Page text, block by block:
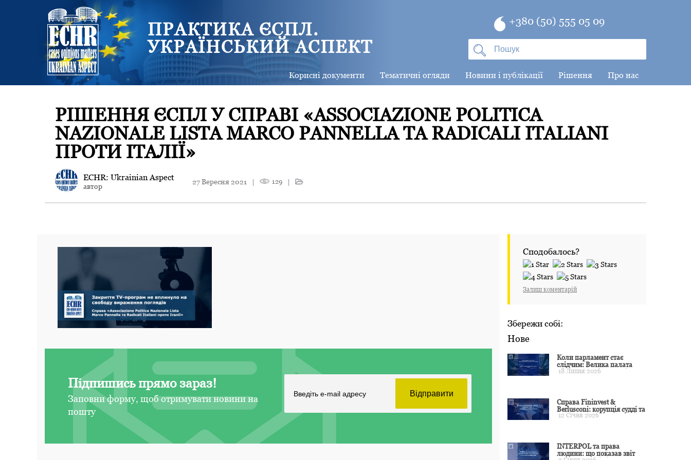
ПРАКТИКА ЄСПЛ.
УКРАЇНСЬКИЙ АСПЕКТ
+380 (50) 555 05 09
Корисні документи Тематичні огляди Новини і публікації Рішення Про нас
РІШЕННЯ ЄСПЛ У СПРАВІ «ASSOCIAZIONE POLITICA
NAZIONALE LISTA MARCO PANNELLA ТА RADICALI ITALIANI
ПРОТИ ІТАЛІЇ»
ECHR: Ukrainian Aspect
автор
27 Вересня 2021 | 129 |
Підпишись прямо зараз!
Заповни форму, щоб отримувати новини на
пошту
Сподобалось?
Залиш коментарій
Збережи собі:
Нове
Коли парламент стає
слідчим: Велика палата
ЄСПЛ окреслила межі
18 Липня 2026
Справа Fininvest &
Berlusconi: корупція судді та
презумпція невинуватості
12 Січня 2026
INTERPOL та права
людини: що показав звіт